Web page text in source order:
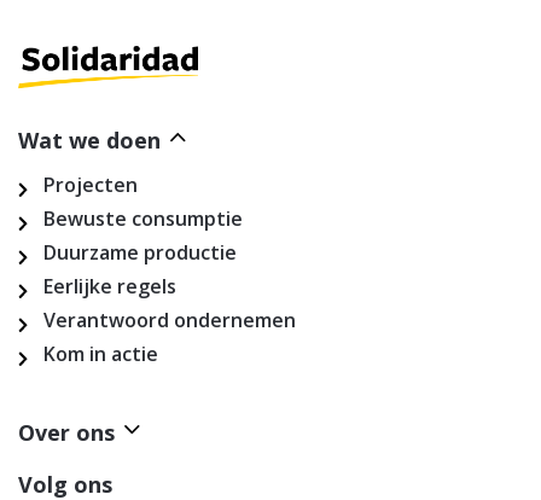
Wat we doen
Projecten
Bewuste consumptie
Duurzame productie
Eerlijke regels
Verantwoord ondernemen
Kom in actie
Over ons
Volg ons